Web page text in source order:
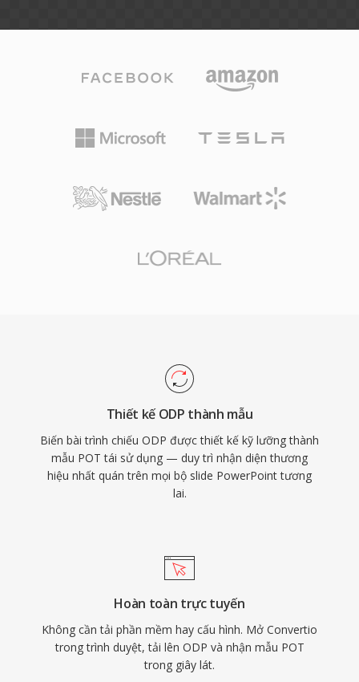
Thiết kế ODP thành mẫu
Biến bài trình chiếu ODP được thiết kế kỹ lưỡng thành
mẫu POT tái sử dụng — duy trì nhận diện thương
hiệu nhất quán trên mọi bộ slide PowerPoint tương
lai.
Hoàn toàn trực tuyến
Không cần tải phần mềm hay cấu hình. Mở Convertio
trong trình duyệt, tải lên ODP và nhận mẫu POT
trong giây lát.